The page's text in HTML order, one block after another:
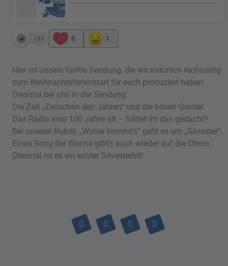
137 5 1
Hier ist unsere fünfte Sendung, die wir natürlich rechtzeitig
zum Weihnachtsferienstart für euch produziert haben.
Diesmal bei uns in der Sendung:
Die Zeit „Zwischen den Jahren“ und die bösen Geister
Das Radio wird 100 Jahre alt – hättet ihr das gedacht?
Bei unserer Rubrik „Woher kommt’s“ geht es um „Silvester“.
Einen Song der Woche gibt’s auch wieder auf die Ohren.
Diesmal ist es ein echter Silvesterhit!